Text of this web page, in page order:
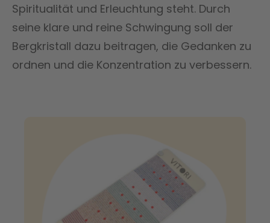
Spiritualität und Erleuchtung steht. Durch
seine klare und reine Schwingung soll der
Bergkristall dazu beitragen, die Gedanken zu
ordnen und die Konzentration zu verbessern.